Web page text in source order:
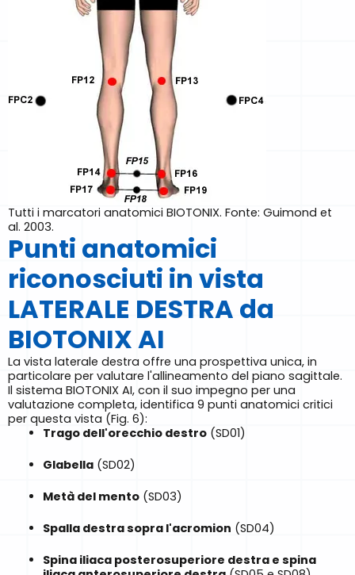
Tutti i marcatori anatomici BIOTONIX. Fonte: Guimond et
al. 2003.
Punti anatomici
riconosciuti in vista
LATERALE DESTRA da
BIOTONIX AI
La vista laterale destra offre una prospettiva unica, in
particolare per valutare l'allineamento del piano sagittale.
Il sistema BIOTONIX AI, con il suo impegno per una
valutazione completa, identifica 9 punti anatomici critici
per questa vista (Fig. 6):
Trago dell'orecchio destro(SD01)
Glabella(SD02)
Metà del mento(SD03)
Spalla destra sopra l'acromion (SD04)
Spina iliaca posterosuperiore destra e spina